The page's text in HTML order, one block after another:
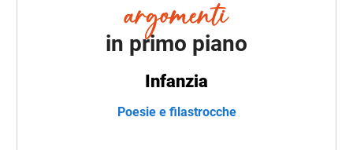
in primo piano
Infanzia
Poesie e filastrocche